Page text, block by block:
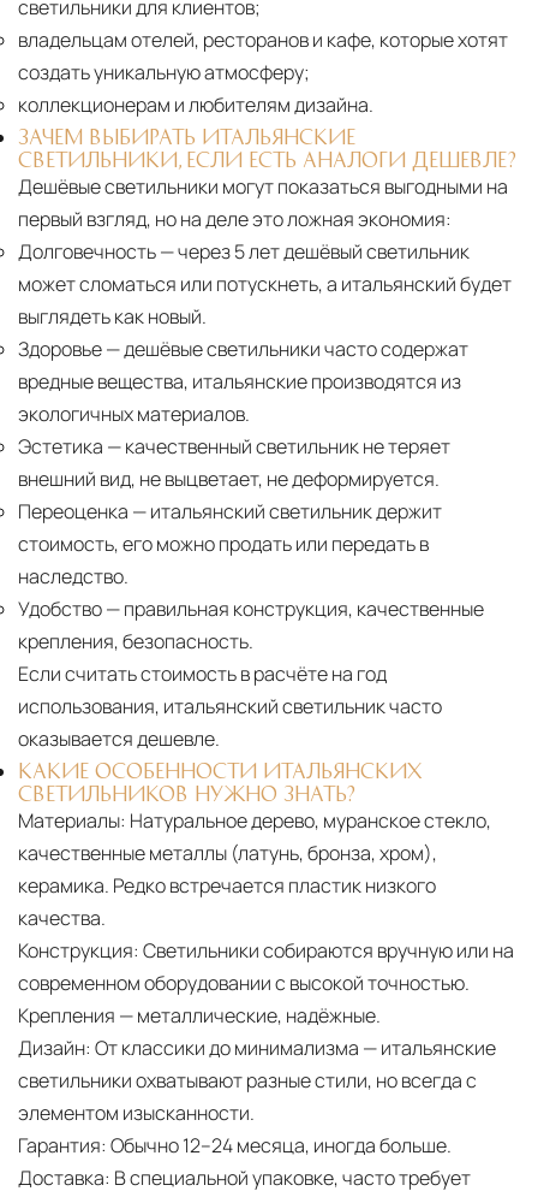
Страхование груза Все международные
поставки застрахованы в соответствии с
международными стандартами. Клиенты могут
выбрать дополнительное страхование для
критичных партий товара.
светильники для клиентов;
владельцам отелей, ресторанов и кафе, которые хотят
создать уникальную атмосферу;
коллекционерам и любителям дизайна.
ЗАЧЕМ ВЫБИРАТЬ ИТАЛЬЯНСКИЕ
СВЕТИЛЬНИКИ, ЕСЛИ ЕСТЬ АНАЛОГИ ДЕШЕВЛЕ?
Дешёвые светильники могут показаться выгодными на
первый взгляд, но на деле это ложная экономия:
Долговечность— через 5 лет дешёвый светильник
может сломаться или потускнеть, а итальянский будет
выглядеть как новый.
Здоровье— дешёвые светильники часто содержат
вредные вещества, итальянские производятся из
экологичных материалов.
Эстетика — качественный светильник не теряет
внешний вид, не выцветает, не деформируется.
Переоценка — итальянский светильник держит
стоимость, его можно продать или передать в
наследство.
Удобство— правильная конструкция, качественные
крепления, безопасность.
Если считать стоимость в расчёте на год
использования, итальянский светильник часто
оказывается дешевле.
КАКИЕ ОСОБЕННОСТИ ИТАЛЬЯНСКИХ
СВЕТИЛЬНИКОВ НУЖНО ЗНАТЬ?
Материалы: Натуральное дерево, муранское стекло,
качественные металлы (латунь, бронза, хром),
керамика. Редко встречается пластик низкого
качества.
Конструкция: Светильники собираются вручную или на
современном оборудовании с высокой точностью.
Крепления — металлические, надёжные.
Дизайн: От классики до минимализма — итальянские
светильники охватывают разные стили, но всегда с
элементом изысканности.
Гарантия: Обычно 12–24 месяца, иногда больше.
Доставка: В специальной упаковке, часто требует